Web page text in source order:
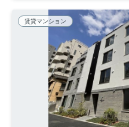
賃貸マンション